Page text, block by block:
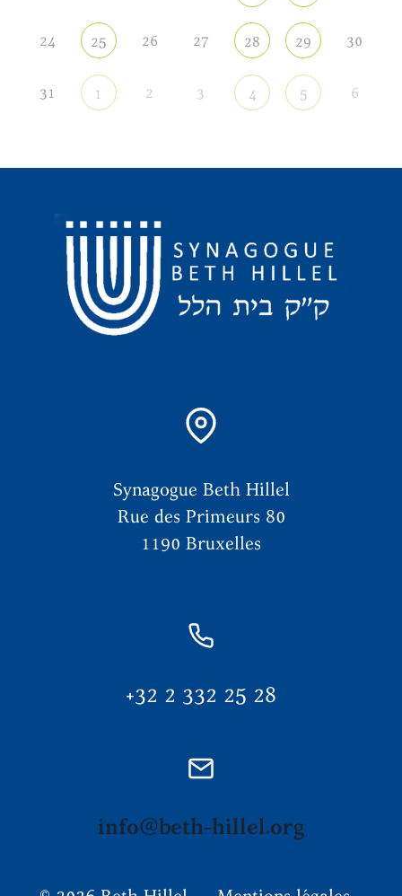
24 25 26 27 28 29 30
31 1 2 3 4 5 6
Synagogue Beth Hillel
Rue des Primeurs 80
1190 Bruxelles
+32 2 332 25 28
info@beth-hillel.org